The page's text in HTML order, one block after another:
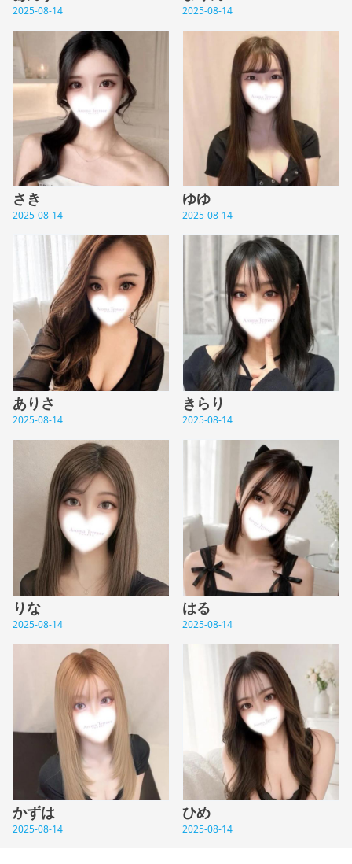
2025-08-14 2025-08-14
さき
2025-08-14
ゆゆ
2025-08-14
ありさ
2025-08-14
きらり
2025-08-14
りな
2025-08-14
はる
2025-08-14
かずは
2025-08-14
ひめ
2025-08-14